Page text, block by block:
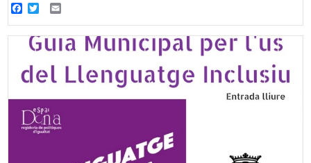
Facebook
Twitter